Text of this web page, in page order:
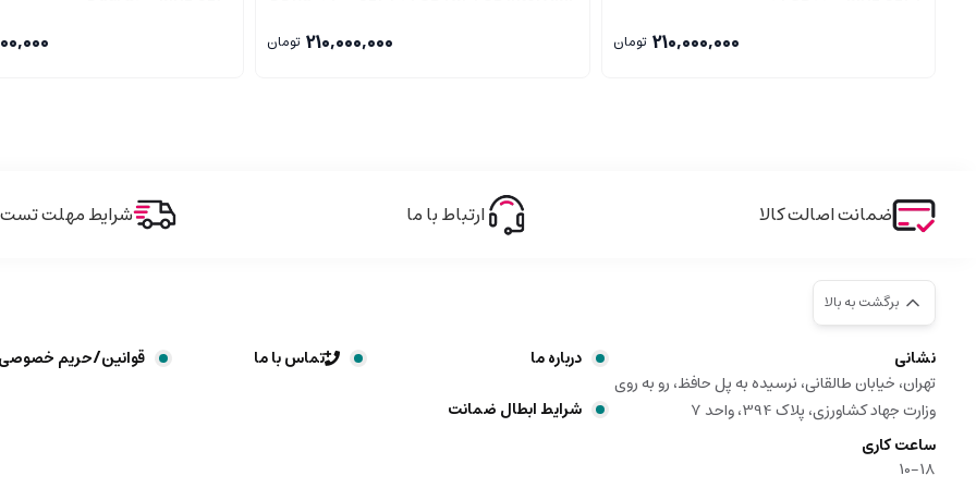
210,000,000 تومان 210,000,000 تومان
ضمانت اصالت کالا ارتباط با ما شرایط مهلت تست
برگشت به بالا
نشانی
تهران، خیابان طالقانی، نرسیده به پل حافظ، رو به روی
وزارت جهاد کشاورزی، پلاک 394، واحد 7
ساعت کاری
10-18
درباره ما تماس با ما
قوانین/حریم خصوصی
شرایط ابطال ضمانت